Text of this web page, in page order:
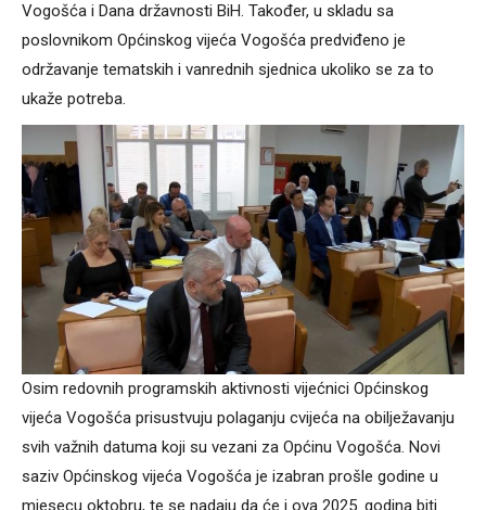
Vogošća i Dana državnosti BiH. Također, u skladu sa
poslovnikom Općinskog vijeća Vogošća predviđeno je
održavanje tematskih i vanrednih sjednica ukoliko se za to
ukaže potreba.
Osim redovnih programskih aktivnosti vijećnici Općinskog
vijeća Vogošća prisustvuju polaganju cvijeća na obilježavanju
svih važnih datuma koji su vezani za Općinu Vogošća. Novi
saziv Općinskog vijeća Vogošća je izabran prošle godine u
mjesecu oktobru, te se nadaju da će i ova 2025. godina biti